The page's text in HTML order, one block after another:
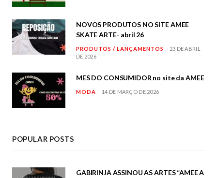
NOVOS PRODUTOS NO SITE AMEE
SKATE ARTE- abril 26
PRODUTOS / LANÇAMENTOS
23 DE ABRIL
DE 2026
MES DO CONSUMIDOR no site da AMEE
MODA 14 DE MARÇO DE 2026
POPULAR POSTS
GABIRINJA ASSINOU AS ARTES “AMEE A